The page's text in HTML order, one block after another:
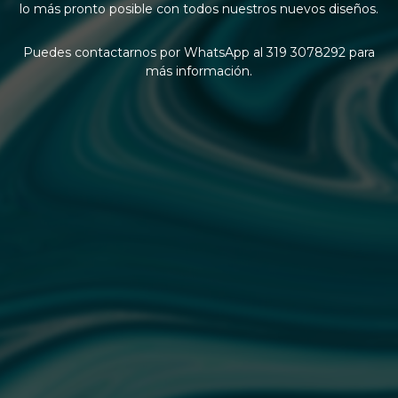
lo más pronto posible con todos nuestros nuevos diseños.
Puedes contactarnos por WhatsApp al 319 3078292 para
más información.